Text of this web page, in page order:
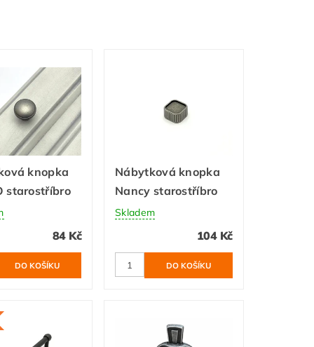
knopka
starostříbro
84 Kč
Nábytková knopka
Nancy starostříbro
Skladem
104 Kč